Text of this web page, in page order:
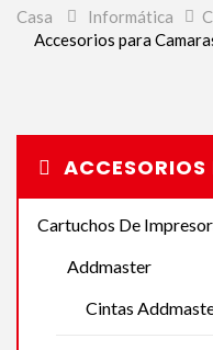
Casa > Informática >
Accesorios para
Cartuchos De
Addmaster
Cintas